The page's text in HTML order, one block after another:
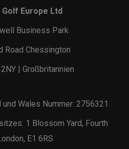
Golf Europe Ltd
Business Park
Road Chessington
| Großbritannien
und Wales Nummer: 2756321
1 Blossom Yard, Fourth
E1 6RS